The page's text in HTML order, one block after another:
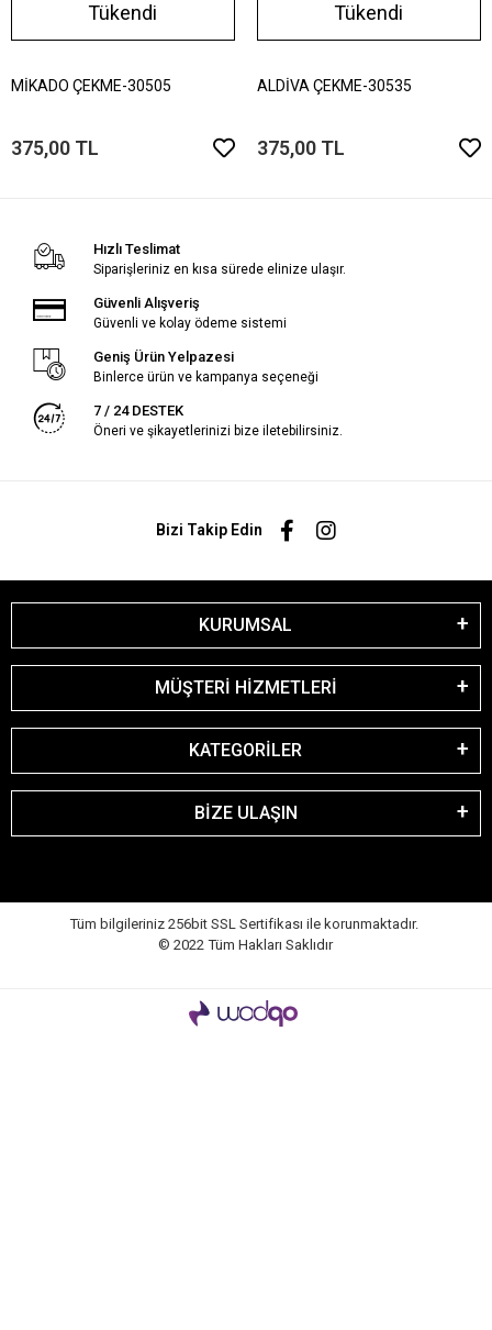
Tükendi
MİKADO ÇEKME-30505
375,00 TL
Tükendi
ALDİVA ÇEKME-30535
375,00 TL
Hızlı Teslimat
Siparişleriniz en kısa sürede elinize ulaşır.
Güvenli Alışveriş
Güvenli ve kolay ödeme sistemi
Geniş Ürün Yelpazesi
Binlerce ürün ve kampanya seçeneği
7 / 24 DESTEK
Öneri ve şikayetlerinizi bize iletebilirsiniz.
Bizi Takip Edin
KURUMSAL
MÜŞTERİ HİZMETLERİ
KATEGORİLER
BİZE ULAŞIN
Tüm bilgileriniz 256bit SSL Sertifikası ile korunmaktadır.
© 2022Tüm Hakları Saklıdır